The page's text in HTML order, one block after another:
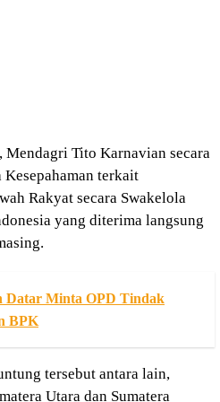
Mendagri Tito Karnavian secara
terkait
Rakyat secara Swakelola
yang diterima langsung
Datar Minta OPD Tindak
BPK
tersebut antara lain,
Utara dan Sumatera